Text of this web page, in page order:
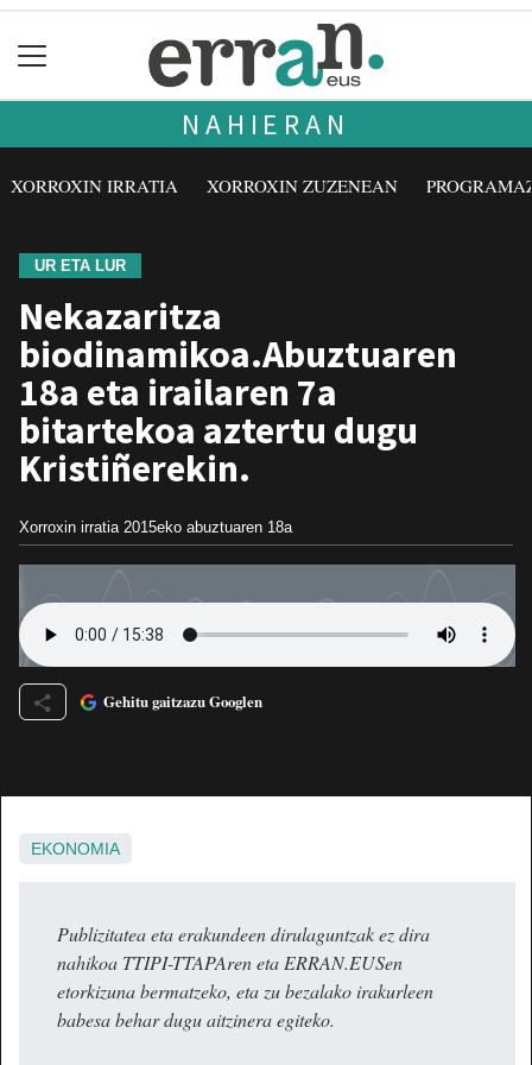
NAHIERAN
XORROXIN IRRATIA XORROXIN ZUZENEAN
UR ETA LUR
Nekazaritza
biodinamikoa.Abuztuaren
18a eta irailaren 7a
bitartekoa aztertu dugu
Kristiñerekin.
Xorroxin irratia 2015eko abuztuaren 18a
Gehitu gaitzazu Googlen
EKONOMIA
Publizitatea eta erakundeen dirulaguntzak ez dira
nahikoa TTIPI-TTAPAren eta ERRAN.EUSen
etorkizuna bermatzeko, eta zu bezalako irakurleen
babesa behar dugu aitzinera egiteko.